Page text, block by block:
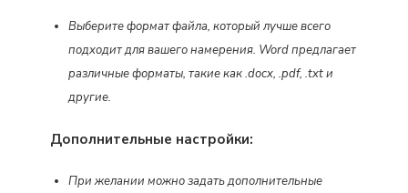
Выберите формат файла, который лучше всего
подходит для вашего намерения. Word предлагает
различные форматы, такие как .docx, .pdf, .txt и
другие.
Дополнительные настройки:
При желании можно задать дополнительные